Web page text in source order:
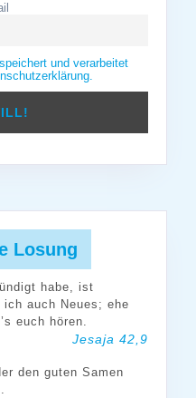
und verarbeitet
Losung
habe, ist
auch Neues; ehe
euch hören.
Jesaja 42,9
den guten Samen